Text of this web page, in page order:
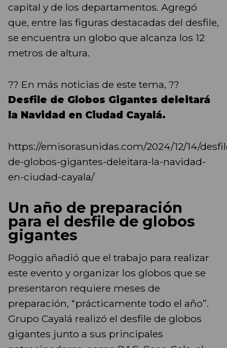
capital y de los departamentos. Agregó
que, entre las figuras destacadas del desfile,
se encuentra un globo que alcanza los 12
metros de altura.
?? En más noticias de este tema, ??
Desfile de Globos Gigantes deleitará
la Navidad en Ciudad Cayalá.
https://emisorasunidas.com/2024/12/14/
de-globos-gigantes-deleitara-la-navidad-
en-ciudad-cayala/
Un año de preparación
para el desfile de globos
gigantes
Poggio añadió que el trabajo para realizar
este evento y organizar los globos que se
presentaron requiere meses de
preparación, “prácticamente todo el año”.
Grupo Cayalá realizó el desfile de globos
gigantes junto a sus principales